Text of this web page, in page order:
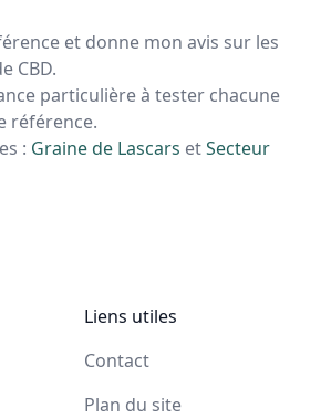
et donne mon avis sur les
CBD.
particulière à tester chacune
référence.
: Graine de Lascars etSecteur
Liens utiles
Contact
Plan du site